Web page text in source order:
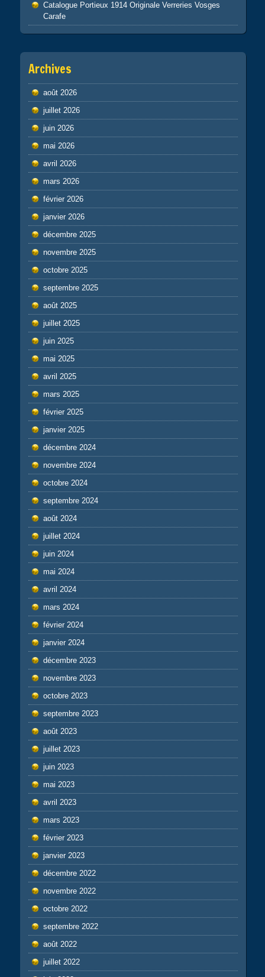
Catalogue Portieux 1914 Originale Verreries Vosges
Carafe
Archives
août 2026
juillet 2026
juin 2026
mai 2026
avril 2026
mars 2026
février 2026
janvier 2026
décembre 2025
novembre 2025
octobre 2025
septembre 2025
août 2025
juillet 2025
juin 2025
mai 2025
avril 2025
mars 2025
février 2025
janvier 2025
décembre 2024
novembre 2024
octobre 2024
septembre 2024
août 2024
juillet 2024
juin 2024
mai 2024
avril 2024
mars 2024
février 2024
janvier 2024
décembre 2023
novembre 2023
octobre 2023
septembre 2023
août 2023
juillet 2023
juin 2023
mai 2023
avril 2023
mars 2023
février 2023
janvier 2023
décembre 2022
novembre 2022
octobre 2022
septembre 2022
août 2022
juillet 2022